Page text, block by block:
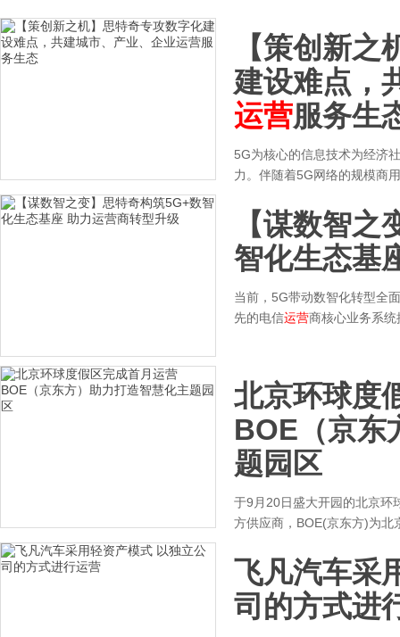
【策创新
建设难点，
运营服务生
5G为核心的信息技术为经济
力。伴随着5G网络的规模商
【谋数智
智化生态基
当前，5G带动数智化转型全
先的电信运营商核心业务系
北京环球度
BOE（京东
题园区
于9月20日盛大开园的北京环
方供应商，BOE(京东方)为北
飞凡汽车采
司的方式进